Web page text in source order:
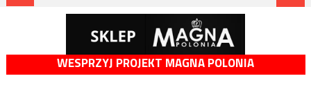
WESPRZYJ PROJEKT MAGNA POLONIA